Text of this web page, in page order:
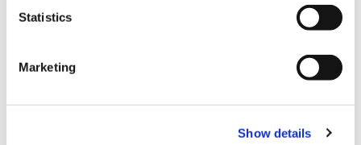
Statistics
Marketing
Show details
Master
銀聯カード